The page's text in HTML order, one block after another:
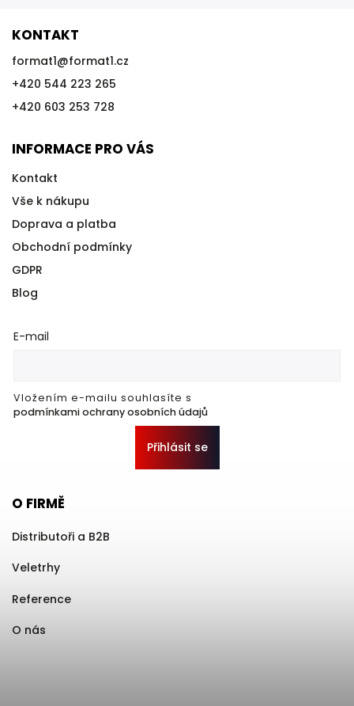
KONTAKT
format1@format1.cz
+420 544 223 265
+420 603 253 728
INFORMACE PRO VÁS
Kontakt
Vše k nákupu
Doprava a platba
Obchodní podmínky
GDPR
Blog
E-mail
Vložením e-mailu souhlasíte s
podmínkami ochrany osobních údajů
Přihlásit se
O FIRMĚ
Distributoři a B2B
Veletrhy
Reference
O nás